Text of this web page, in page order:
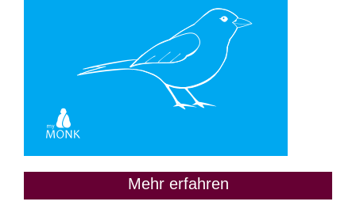
Mehr erfahren